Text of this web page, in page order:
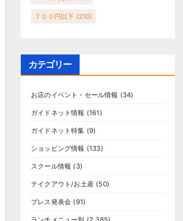
７００円以下 (210)
カテゴリー
お店のイベント・セール情報 (34)
ガイドネット情報 (161)
ガイドネット特集 (9)
ショッピング情報 (133)
スクール情報 (3)
テイクアウト/お土産 (50)
プレス発表会 (91)